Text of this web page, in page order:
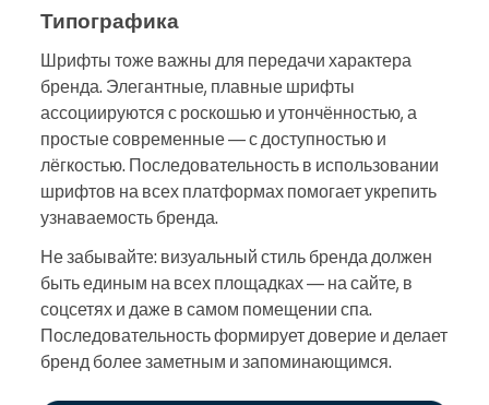
Типографика
Шрифты тоже важны для передачи характера
бренда. Элегантные, плавные шрифты
ассоциируются с роскошью и утончённостью, а
простые современные — с доступностью и
лёгкостью. Последовательность в использовании
шрифтов на всех платформах помогает укрепить
узнаваемость бренда.
Не забывайте: визуальный стиль бренда должен
быть единым на всех площадках — на сайте, в
соцсетях и даже в самом помещении спа.
Последовательность формирует доверие и делает
бренд более заметным и запоминающимся.